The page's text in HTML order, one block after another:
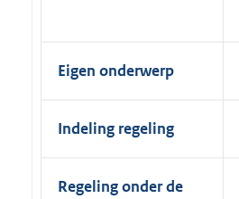
Eigen onderwerp
Indeling regeling
Regeling onder de